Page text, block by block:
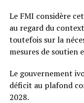
Le FMI considère
au regard du
toutefois sur la
mesures de soutien
Le gouvernement
déficit au plafond
2028.